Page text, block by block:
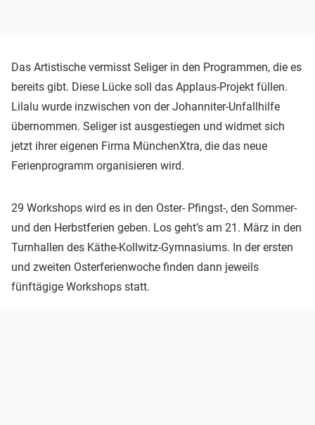
Das Artistische vermisst Seliger in den Programmen, die es
bereits gibt. Diese Lücke soll das Applaus-Projekt füllen.
Lilalu wurde inzwischen von der Johanniter-Unfallhilfe
übernommen. Seliger ist ausgestiegen und widmet sich
jetzt ihrer eigenen Firma MünchenXtra, die das neue
Ferienprogramm organisieren wird.
29 Workshops wird es in den Oster- Pfingst-, den Sommer-
und den Herbstferien geben. Los geht’s am 21. März in den
Turnhallen des Käthe-Kollwitz-Gymnasiums. In der ersten
und zweiten Osterferienwoche finden dann jeweils
fünftägige Workshops statt.